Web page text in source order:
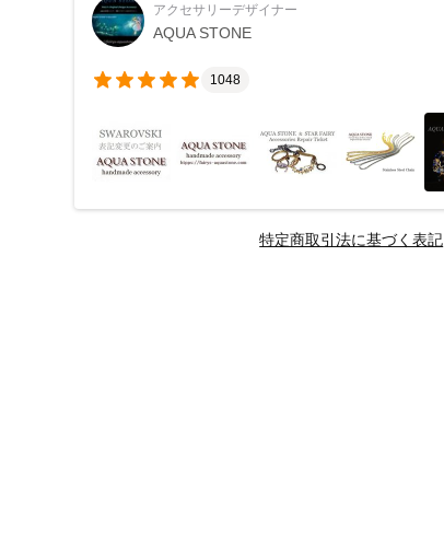
アクセサリーデザイナー
AQUA STONE
1048
特定商取引法に基づく表記